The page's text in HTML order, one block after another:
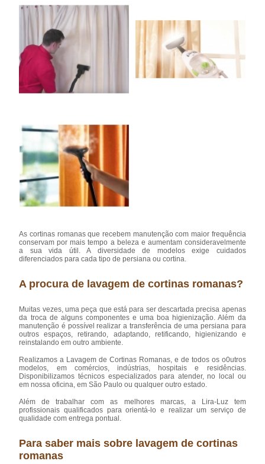
As cortinas romanas que recebem manutenção com maior frequência
conservam por mais tempo a beleza e aumentam consideravelmente
a sua vida útil. A diversidade de modelos exige cuidados
diferenciados para cada tipo de persiana ou cortina.
A procura de lavagem de cortinas romanas?
Muitas vezes, uma peça que está para ser descartada precisa apenas
da troca de alguns componentes e uma boa higienização. Além da
manutenção é possível realizar a transferência de uma persiana para
outros espaços, retirando, adaptando, retificando, higienizando e
reinstalando em outro ambiente.
Realizamos a Lavagem de Cortinas Romanas, e de todos os o0utros
modelos, em comércios, indústrias, hospitais e residências.
Disponibilizamos técnicos especializados para atender, no local ou
em nossa oficina, em São Paulo ou qualquer outro estado.
Além de trabalhar com as melhores marcas, a Lira-Luz tem
profissionais qualificados para orientá-lo e realizar um serviço de
qualidade com entrega pontual.
Para saber mais sobre lavagem de cortinas
romanas